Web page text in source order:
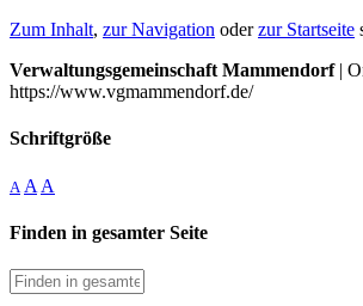
Zum Inhalt, zur Navigation oderzur Startseite
Verwaltungsgemeinschaft Mammendorf|
https://www.vgmammendorf.de/
Schriftgröße
A A A
Finden in gesamter Seite